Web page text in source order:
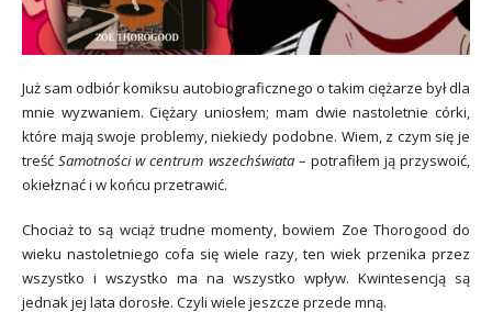
Już sam odbiór komiksu autobiograficznego o takim ciężarze był dla
mnie wyzwaniem. Ciężary uniosłem; mam dwie nastoletnie córki,
które mają swoje problemy, niekiedy podobne. Wiem, z czym się je
treśćSamotności w centrum wszechświata– potrafiłem ją przyswoić,
okiełznać i w końcu przetrawić.
Chociaż to są wciąż trudne momenty, bowiem Zoe Thorogood do
wieku nastoletniego cofa się wiele razy, ten wiek przenika przez
wszystko i wszystko ma na wszystko wpływ. Kwintesencją są
jednak jej lata dorosłe. Czyli wiele jeszcze przede mną.